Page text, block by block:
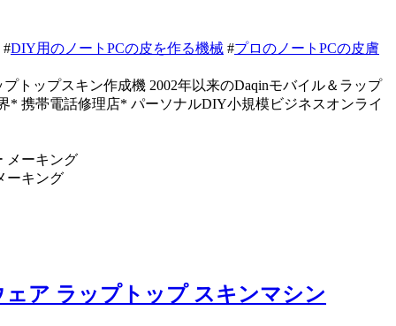
#DIY用のノートPCの皮を作る機械 #プロのノートPCの皮膚
トップスキン作成機 2002年以来のDaqinモバイル＆ラップ
* 携帯電話修理店* パーソナルDIY小規模ビジネスオンライ
ーキング
ア ラップトップ スキンマシン